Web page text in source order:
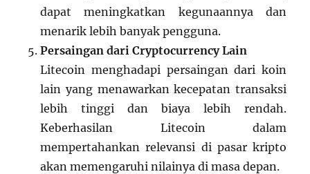
dapat meningkatkan kegunaannya dan
menarik lebih banyak pengguna.
Persaingan dari Cryptocurrency Lain
Litecoin menghadapi persaingan dari koin
lain yang menawarkan kecepatan transaksi
lebih tinggi dan biaya lebih rendah.
Keberhasilan Litecoin dalam
mempertahankan relevansi di pasar kripto
akan memengaruhi nilainya di masa depan.